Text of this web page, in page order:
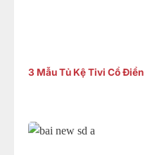
3 Mẫu Tủ Kệ Tivi Cổ